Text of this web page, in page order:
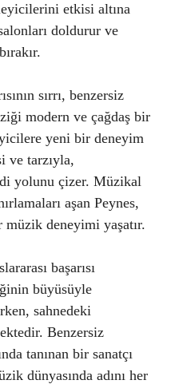
etkisi altına
doldurur ve
sırrı, benzersiz
modern ve çağdaş bir
yeni bir deneyim
ve tarzıyla,
yolunu çizer. Müzikal
aşan Peynes,
deneyimi yaşatır.
başarısı
büyüsüyle
sahnedeki
Benzersiz
tanınan bir sanatçı
dünyasında adını her